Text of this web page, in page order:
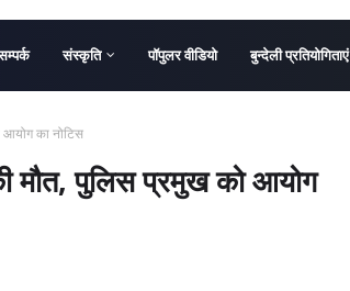
संस्कृति पॉपुलर वीडियो बुन्देली प्रतियोगिताएं
आयोग का नोटिस
मौत, पुलिस प्रमुख को आयोग